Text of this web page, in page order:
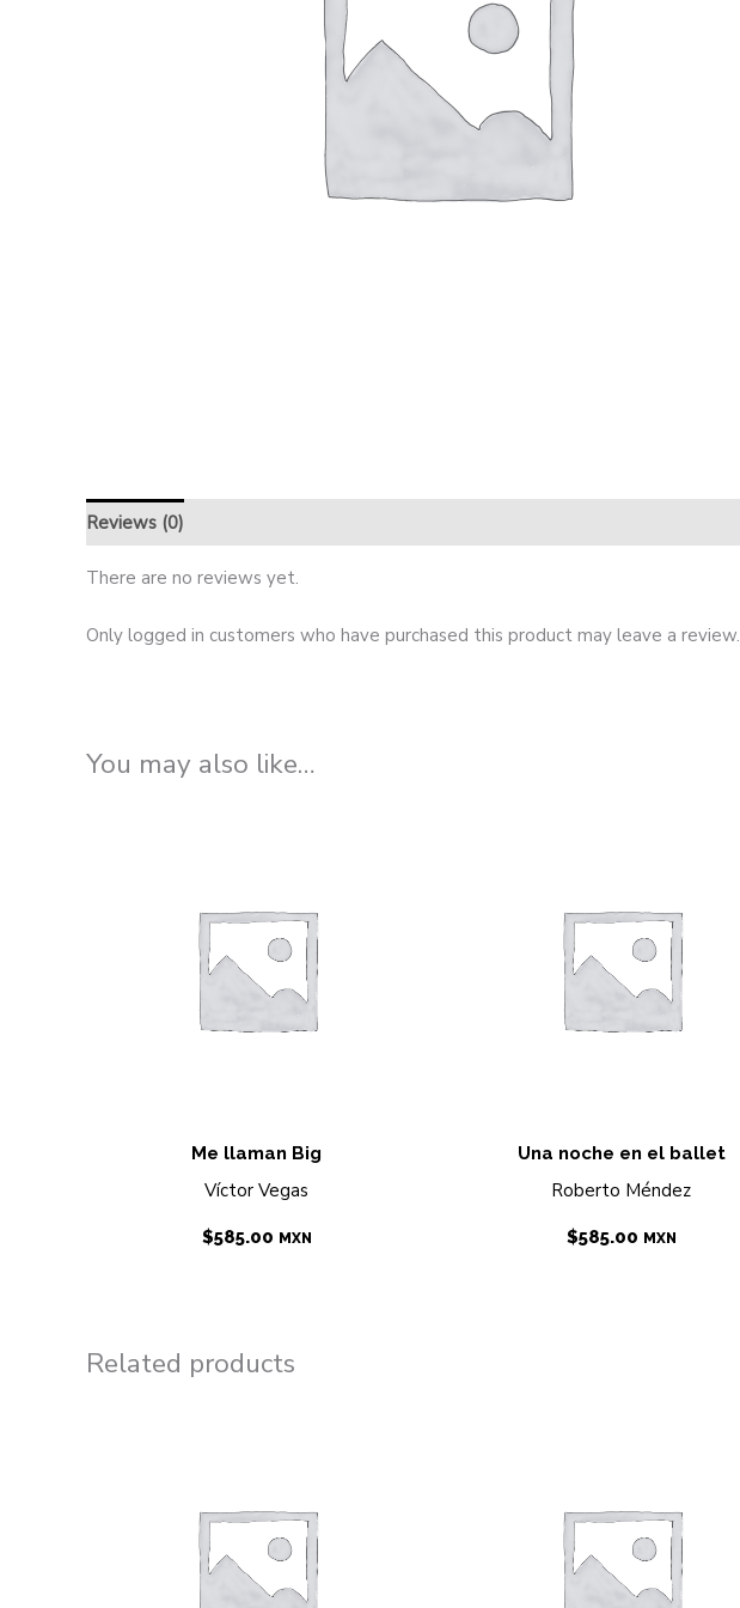
Reviews (0)
There are no reviews yet.
Only logged in customers who have purchased this product may leave a review.
You may also like…
Me llaman Big
Víctor Vegas
$585.00 MXN
Una noche en el ballet
Roberto Méndez
$585.00 MXN
Related products